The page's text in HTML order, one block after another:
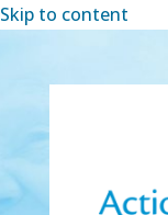
Skip to content